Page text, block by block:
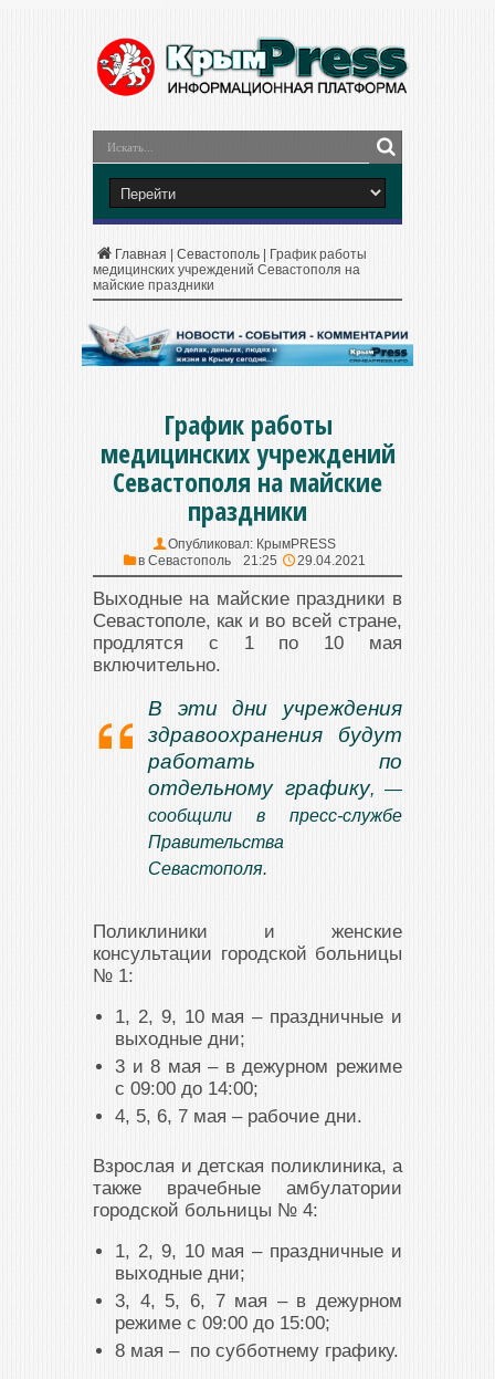
Главная Севастополь
График работы
медицинских учреждений Севастополя на
майские праздники
График работы
медицинских учреждений
Севастополя на майские
праздники
Опубликовал: КрымPRESS
в Севастополь 21:25 29.04.2021
Выходные на майские праздники в
Севастополе, как и во всей стране,
продлятся с 1 по 10 мая
включительно.
В эти дни учреждения
здравоохранения будут
работать по
отдельному графику, —
сообщили в пресс-службе
Правительства
Севастополя.
Поликлиники и женские
консультации городской больницы
№ 1:
1, 2, 9, 10 мая – праздничные и
выходные дни;
3 и 8 мая – в дежурном режиме
с 09:00 до 14:00;
4, 5, 6, 7 мая – рабочие дни.
Взрослая и детская поликлиника, а
также врачебные амбулатории
городской больницы № 4:
1, 2, 9, 10 мая – праздничные и
выходные дни;
3, 4, 5, 6, 7 мая – в дежурном
режиме с 09:00 до 15:00;
8 мая – по субботнему графику.